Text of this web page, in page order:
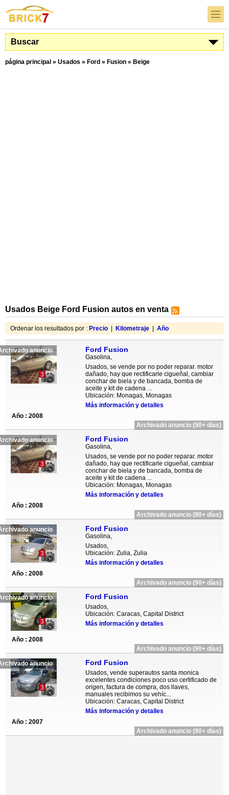
Buscar
página principal » Usados » Ford » Fusion » Beige
Usados Beige Ford Fusion autos en venta
Ordenar los resultados por : Precio Kilometraje Año
anuncio
3
Ford Fusion
Gasolina,
Usados, se vende por no poder reparar. motor
dañado, hay que rectificarle cigueñal, cambiar
conchar de biela y de bancada, bomba de
aceite y kit de cadena ...
Ubicación: Monagas, Monagas
Más información y detalles
Año : 2008
Archivado anuncio (90+ días)
anuncio
3
Ford Fusion
Gasolina,
Usados, se vende por no poder reparar. motor
dañado, hay que rectificarle cigueñal, cambiar
conchar de biela y de bancada, bomba de
aceite y kit de cadena ...
Ubicación: Monagas, Monagas
Más información y detalles
Año : 2008
Archivado anuncio (90+ días)
anuncio
3
Ford Fusion
Gasolina,
Usados,
Ubicación: Zulia, Zulia
Más información y detalles
Año : 2008
Archivado anuncio (90+ días)
anuncio
3
Ford Fusion
Usados,
Ubicación: Caracas, Capital District
Más información y detalles
Año : 2008
Archivado anuncio (90+ días)
anuncio
3
Ford Fusion
Usados, vende superautos santa monica
excelentes condiciones poco uso certificado de
origen, factura de compra, dos llaves,
manuales recibimos su vehíc...
Ubicación: Caracas, Capital District
Más información y detalles
Año : 2007
Archivado anuncio (90+ días)